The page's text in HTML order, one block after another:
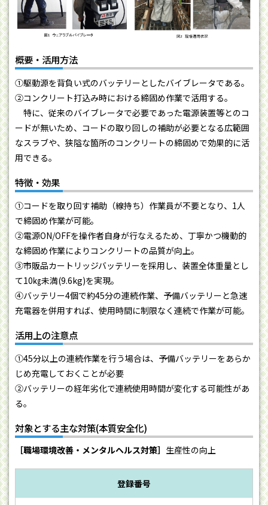
概要・活用方法
①駆動源を背負い式のバッテリーとしたバイブレータである。
②コンクリート打込み時における締固め作業で活用する。
特に、従来のバイブレータで必要であった電源装置等とのコ
ードが無いため、コードの取り回しの補助が必要となる広範囲
なスラブや、狭隘な箇所のコンクリートの締固めで効果的に活
用できる。
特徴・効果
①コードを取り回す補助（線持ち）作業員が不要となり、1人
で締固め作業が可能。
②電源ON/OFFを操作者自身が行なえるため、丁寧かつ機動的
な締固め作業によりコンクリートの品質が向上。
③市販品カートリッジバッテリーを採用し、装置全体重量とし
て10㎏未満(9.6kg)を実現。
④バッテリー4個で約45分の連続作業、予備バッテリーと急速
充電器を併用すれば、使用時間に制限なく連続で作業が可能。
活用上の注意点
①45分以上の連続作業を行う場合は、予備バッテリーをあらか
じめ充電しておくことが必要
②バッテリーの経年劣化で連続使用時間が変化する可能性があ
る。
対象とする主な対策(本質安全化)
［職場環境改善・メンタルヘルス対策］ 生産性の向上
登録番号